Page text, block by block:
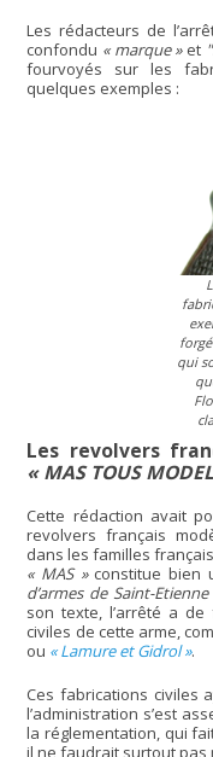
Les rédacteurs de
confondu « marque »et
fourvoyés sur les
quelques exemples :
qui
Les revolvers
« MAS TOUS
Cette rédaction avait
revolvers français
dans les familles
« MAS » constitue bien
d’armes de Saint-Etienne
son texte, l’arrêté a
civiles de cette arme,
ou « Lamure et Gidrol ».
Ces fabrications civiles
l’administration s’est
la réglementation, qui
il ne faudrait surtout pas